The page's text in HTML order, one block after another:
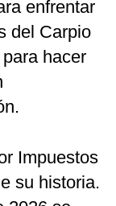
enfrentar
del Carpio
hacer
Impuestos
su historia.